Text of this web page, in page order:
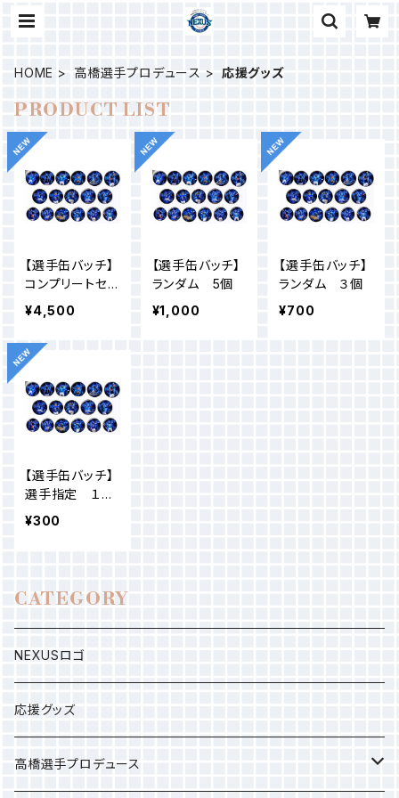
HOME 高橋選手プロデュース 応援グッズ
PRODUCT LIST
【選手缶バッチ】
コンプリートセッ
ト
¥4,500
【選手缶バッチ】
ランダム 5個
¥1,000
【選手缶バッチ】
ランダム ３個
¥700
【選手缶バッチ】
選手指定 １
個〜
¥300
CATEGORY
NEXUSロゴ
応援グッズ
高橋選手プロデュース